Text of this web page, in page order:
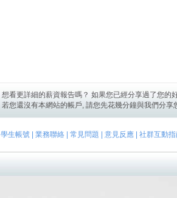
想看更詳細的薪資報告嗎？ 如果您已經分享過了您的
若您還沒有本網站的帳戶, 請您先花幾分鐘與我們分
學生帳號| 業務聯絡| 常見問題 意見反應| 社群互動指